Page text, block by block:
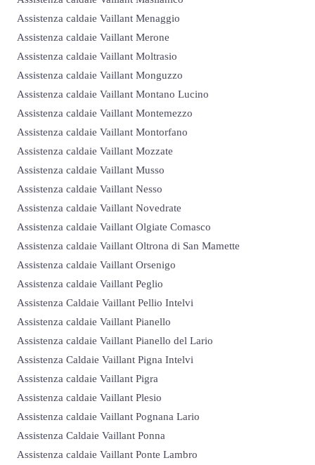
Assistenza caldaie Vaillant Menaggio
Assistenza caldaie Vaillant Merone
Assistenza caldaie Vaillant Moltrasio
Assistenza caldaie Vaillant Monguzzo
Assistenza caldaie Vaillant Montano Lucino
Assistenza caldaie Vaillant Montemezzo
Assistenza caldaie Vaillant Montorfano
Assistenza caldaie Vaillant Mozzate
Assistenza caldaie Vaillant Musso
Assistenza caldaie Vaillant Nesso
Assistenza caldaie Vaillant Novedrate
Assistenza caldaie Vaillant Olgiate Comasco
Assistenza caldaie Vaillant Oltrona di San Mamette
Assistenza caldaie Vaillant Orsenigo
Assistenza caldaie Vaillant Peglio
Assistenza Caldaie Vaillant Pellio Intelvi
Assistenza caldaie Vaillant Pianello
Assistenza caldaie Vaillant Pianello del Lario
Assistenza Caldaie Vaillant Pigna Intelvi
Assistenza caldaie Vaillant Pigra
Assistenza caldaie Vaillant Plesio
Assistenza caldaie Vaillant Pognana Lario
Assistenza Caldaie Vaillant Ponna
Assistenza caldaie Vaillant Ponte Lambro